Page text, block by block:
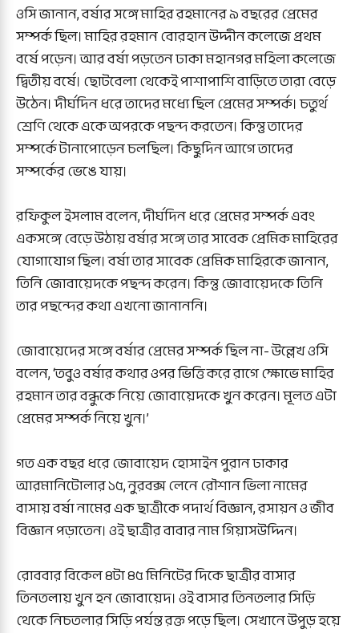
ওসি জানান, বর্ষার সঙ্গে মাহির রহমানের ৯ বছরের প্রেমের
সম্পর্ক ছিল। মাহির রহমান বোরহান উদ্দীন কলেজে প্রথম
বর্ষে পড়েন। আর বর্ষা পড়তেন ঢাকা মহানগর মহিলা কলেজে
দ্বিতীয় বর্ষে। ছোটবেলা থেকেই পাশাপাশি বাড়িতে তারা বেড়ে
উঠেন। দীর্ঘদিন ধরে তাদের মধ্যে ছিল প্রেমের সম্পর্ক। চতুর্থ
শ্রেণি থেকে একে অপরকে পছন্দ করতেন। কিন্তু তাদের
সম্পর্কে টানাপোড়েন চলছিল। কিছুদিন আগে তাদের
সম্পর্কের ভেঙে যায়।
রফিকুল ইসলাম বলেন, দীর্ঘদিন ধরে প্রেমের সম্পর্ক এবং
একসঙ্গে বেড়ে উঠায় বর্ষার সঙ্গে তার সাবেক প্রেমিক মাহিরের
যোগাযোগ ছিল। বর্ষা তার সাবেক প্রেমিক মাহিরকে জানান,
তিনি জোবায়েদকে পছন্দ করেন। কিন্তু জোবায়েদকে তিনি
তার পছন্দের কথা এখনো জানাননি।
জোবায়েদের সঙ্গে বর্ষার প্রেমের সম্পর্ক ছিল না- উল্লেখ ওসি
বলেন, ‘তবুও বর্ষার কথার ওপর ভিত্তি করে রাগে ক্ষোভে মাহির
রহমান তার বন্ধুকে নিয়ে জোবায়েদকে খুন করেন। মূলত এটা
প্রেমের সম্পর্ক নিয়ে খুন।’
গত এক বছর ধরে জোবায়েদ হোসাইন পুরান ঢাকার
আরমানিটোলার ১৫, নুরবক্স লেনে রৌশান ভিলা নামের
বাসায় বর্ষা নামের এক ছাত্রীকে পদার্থ বিজ্ঞান, রসায়ন ও জীব
বিজ্ঞান পড়াতেন। ওই ছাত্রীর বাবার নাম গিয়াসউদ্দিন।
রোববার বিকেল ৪টা ৪৫ মিনিটের দিকে ছাত্রীর বাসার
তিনতলায় খুন হন জোবায়েদ। ওই বাসার তিনতলার সিড়ি
থেকে নিচতলার সিড়ি পর্যন্ত রক্ত পড়ে ছিল। সেখানে উপুড় হয়ে